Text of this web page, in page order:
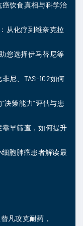
饮食真相与科学治
从化疗到维奈克拉
您选择伊马替尼等
尼、TAS-102如何
决策能力”评估与患
早筛查，如何提升
胞肺癌患者解读最
凡攻克耐药，